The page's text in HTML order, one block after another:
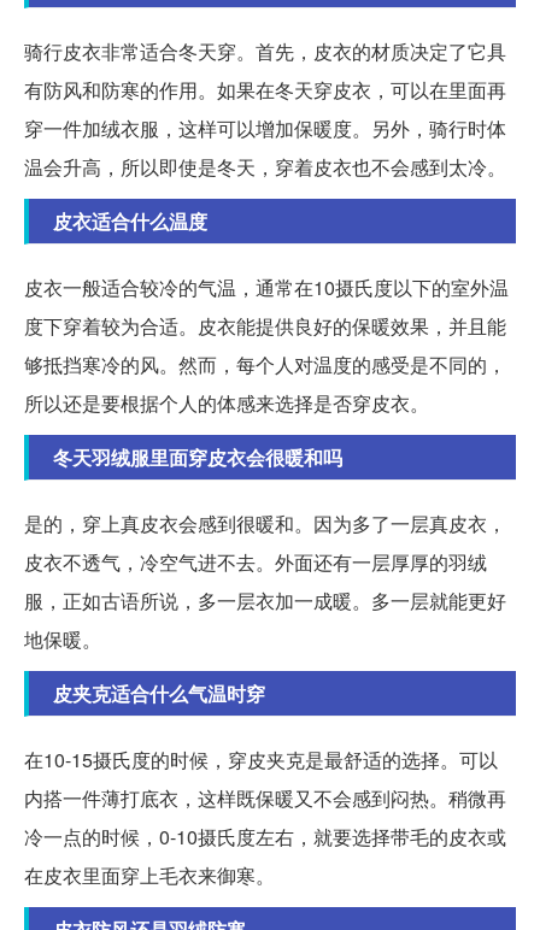
骑行皮衣非常适合冬天穿。首先，皮衣的材质决定了它具
有防风和防寒的作用。如果在冬天穿皮衣，可以在里面再
穿一件加绒衣服，这样可以增加保暖度。另外，骑行时体
温会升高，所以即使是冬天，穿着皮衣也不会感到太冷。
皮衣适合什么温度
皮衣一般适合较冷的气温，通常在10摄氏度以下的室外温
度下穿着较为合适。皮衣能提供良好的保暖效果，并且能
够抵挡寒冷的风。然而，每个人对温度的感受是不同的，
所以还是要根据个人的体感来选择是否穿皮衣。
冬天羽绒服里面穿皮衣会很暖和吗
是的，穿上真皮衣会感到很暖和。因为多了一层真皮衣，
皮衣不透气，冷空气进不去。外面还有一层厚厚的羽绒
服，正如古语所说，多一层衣加一成暖。多一层就能更好
地保暖。
皮夹克适合什么气温时穿
在10-15摄氏度的时候，穿皮夹克是最舒适的选择。可以
内搭一件薄打底衣，这样既保暖又不会感到闷热。稍微再
冷一点的时候，0-10摄氏度左右，就要选择带毛的皮衣或
在皮衣里面穿上毛衣来御寒。